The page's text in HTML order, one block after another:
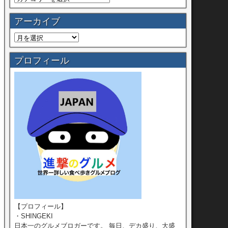
アーカイブ
プロフィール
【プロフィール】
・SHINGEKI
日本一のグルメブロガーです。 毎日、デカ盛り、大盛